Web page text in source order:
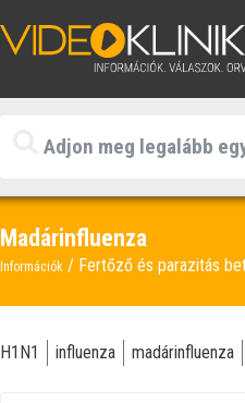
Madárinfluenza
Információk Fertőző és parazitás
H1N1 influenza madárinfluenza